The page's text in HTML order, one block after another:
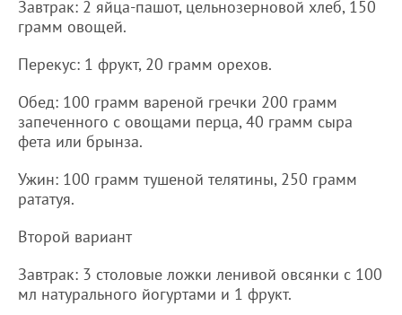
Завтрак: 2 яйца-пашот, цельнозерновой хлеб, 150
грамм овощей.
Перекус: 1 фрукт, 20 грамм орехов.
Обед: 100 грамм вареной гречки 200 грамм
запеченного с овощами перца, 40 грамм сыра
фета или брынза.
Ужин: 100 грамм тушеной телятины, 250 грамм
рататуя.
Второй вариант
Завтрак: 3 столовые ложки ленивой овсянки с 100
мл натурального йогуртами и 1 фрукт.